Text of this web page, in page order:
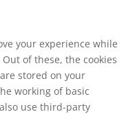
your experience while
of these, the cookies
stored on your
working of basic
use third-party